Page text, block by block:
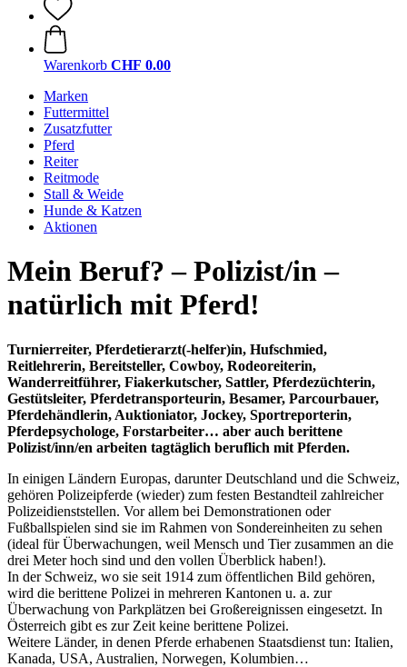
Warenkorb CHF 0.00
Marken
Futtermittel
Zusatzfutter
Pferd
Reiter
Reitmode
Stall & Weide
Hunde & Katzen
Aktionen
Mein Beruf? – Polizist/in –
natürlich mit Pferd!
Turnierreiter, Pferdetierarzt(-helfer)in, Hufschmied,
Reitlehrerin, Bereitsteller, Cowboy, Rodeoreiterin,
Wanderreitführer, Fiakerkutscher, Sattler, Pferdezüchterin,
Gestütsleiter, Pferdetransporteurin, Besamer, Parcourbauer,
Pferdehändlerin, Auktioniator, Jockey, Sportreporterin,
Pferdepsychologe, Forstarbeiter… aber auch berittene
Polizist/inn/en arbeiten tagtäglich beruflich mit Pferden.
In einigen Ländern Europas, darunter Deutschland und die Schweiz,
gehören Polizeipferde (wieder) zum festen Bestandteil zahlreicher
Polizeidienststellen. Vor allem bei Demonstrationen oder
Fußballspielen sind sie im Rahmen von Sondereinheiten zu sehen
(ideal für Überwachungen, weil Mensch und Tier zusammen an die
drei Meter hoch sind und den vollen Überblick haben!).
In der Schweiz, wo sie seit 1914 zum öffentlichen Bild gehören,
wird die berittene Polizei in mehreren Kantonen u. a. zur
Überwachung von Parkplätzen bei Großereignissen eingesetzt. In
Österreich gibt es zur Zeit keine berittene Polizei.
Weitere Länder, in denen Pferde erhabenen Staatsdienst tun: Italien,
Kanada, USA, Australien, Norwegen, Kolumbien…